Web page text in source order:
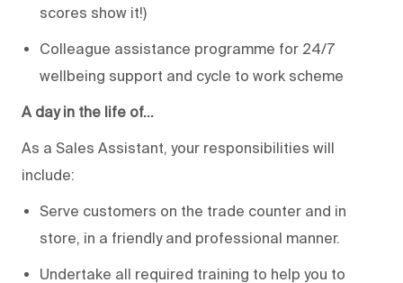
scores show it!)
Colleague assistance programme for 24/7
wellbeing support and cycle to work scheme
A day in the life of…
As a Sales Assistant, your responsibilities will
include:
Serve customers on the trade counter and in
store, in a friendly and professional manner.
Undertake all required training to help you to